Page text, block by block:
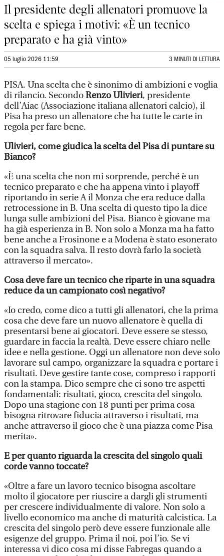
Il presidente degli allenatori promuove la
scelta e spiega i motivi: «È un tecnico
preparato e ha già vinto»
05 luglio 2026 11:59 3 MINUTI DI LETTURA
PISA. Una scelta che è sinonimo di ambizioni e voglia
di rilancio. SecondoRenzo Ulivieri, presidente
dell’Aiac (Associazione italiana allenatori calcio), il
Pisa ha preso un allenatore che ha tutte le carte in
regola per fare bene.
Ulivieri, come giudica la scelta del Pisa di puntare su
Bianco?
«È una scelta che non mi sorprende, perché è un
tecnico preparato e che ha appena vinto i playoff
riportando in serie A il Monza che era reduce dalla
retrocessione in B. Una scelta di questo tipo la dice
lunga sulle ambizioni del Pisa. Bianco è giovane ma
ha già esperienza in B. Non solo a Monza ma ha fatto
bene anche a Frosinone e a Modena è stato esonerato
con la squadra salva. Il resto dovrà farlo la società
attraverso il mercato».
Cosa deve fare un tecnico che riparte in una squadra
reduce da un campionato così negativo?
«Io credo, come dico a tutti gli allenatori, che la prima
cosa che deve fare un nuovo allenatore è quella di
presentarsi bene ai giocatori. Deve essere se stesso,
guardare in faccia la realtà. Deve essere chiaro nelle
idee e nella gestione. Oggi un allenatore non deve solo
lavorare sul campo, organizzare la squadra e portare i
risultati. Deve gestire tante cose, compreso i rapporti
con la stampa. Dico sempre che ci sono tre aspetti
fondamentali: risultati, gioco, crescita del singolo.
Dopo una stagione con 18 punti per prima cosa
bisogna ritrovare fiducia attraverso i risultati, ma
anche attraverso il gioco che è una piazza come Pisa
merita».
E per quanto riguarda la crescita del singolo quali
corde vanno toccate?
«Oltre a fare un lavoro tecnico bisogna ascoltare
molto il giocatore per riuscire a dargli gli strumenti
per crescere individualmente di valore. Non solo a
livello economico ma anche di maturità calcistica. La
crescita del singolo però deve essere funzionale alle
esigenze del gruppo. Prima il noi, poi l’io. Se vi
interessa vi dico cosa mi disse Fabregas quando a